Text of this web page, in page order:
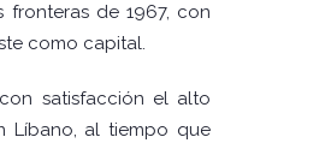
fronteras de 1967, con
como capital.
satisfacción el alto
Líbano, al tiempo que